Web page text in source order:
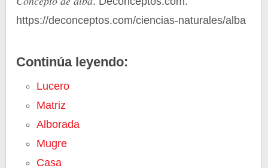
https://deconceptos.com/ciencias-naturales/alba
Continúa leyendo:
Lucero
Matriz
Alborada
Mugre
Casa